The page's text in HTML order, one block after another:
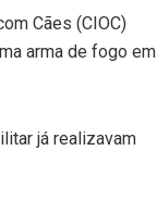
Cães (CIOC)
arma de fogo em
já realizavam